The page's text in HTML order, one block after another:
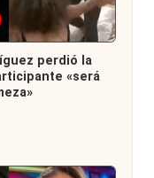
perdió la
«será